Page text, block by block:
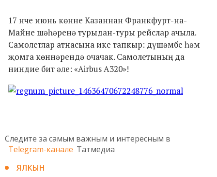
17 нче июнь көнне Казаннан Франкфурт-на-
Майне шәһәренә турыдан-туры рейслар ачыла.
Самолетлар атнасына ике тапкыр: дүшәмбе һәм
җомга көннәрендә очачак. Самолетының да
ниндие бит әле: «Airbus A320»!
Следите за самым важным и интересным в
Telegram-канале Татмедиа
ЯЛКЫН